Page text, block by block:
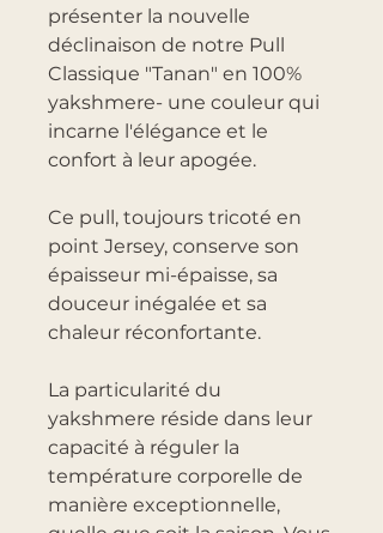
présenter la nouvelle
déclinaison de notre Pull
Classique "Tanan" en 100%
yakshmere- une couleur qui
incarne l'élégance et le
confort à leur apogée.
Ce pull, toujours tricoté en
point Jersey, conserve son
épaisseur mi-épaisse, sa
douceur inégalée et sa
chaleur réconfortante.
La particularité du
yakshmere réside dans leur
capacité à réguler la
température corporelle de
manière exceptionnelle,